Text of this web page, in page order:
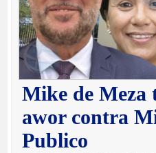
Mike de Meza
awor contra
Publico